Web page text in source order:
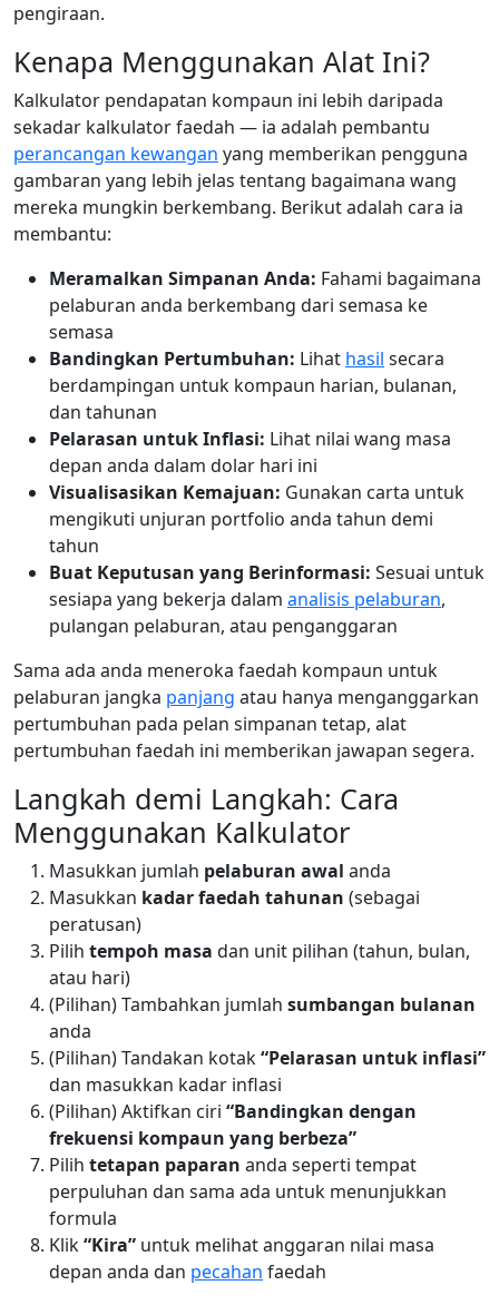
pengiraan.
Kenapa Menggunakan Alat Ini?
Kalkulator pendapatan kompaun ini lebih daripada
sekadar kalkulator faedah — ia adalah pembantu
perancangan kewangan yang memberikan pengguna
gambaran yang lebih jelas tentang bagaimana wang
mereka mungkin berkembang. Berikut adalah cara ia
membantu:
Meramalkan Simpanan Anda: Fahami bagaimana
pelaburan anda berkembang dari semasa ke
semasa
Bandingkan Pertumbuhan: Lihat hasil secara
berdampingan untuk kompaun harian, bulanan,
dan tahunan
Pelarasan untuk Inflasi: Lihat nilai wang masa
depan anda dalam dolar hari ini
Visualisasikan Kemajuan: Gunakan carta untuk
mengikuti unjuran portfolio anda tahun demi
tahun
Buat Keputusan yang Berinformasi: Sesuai untuk
sesiapa yang bekerja dalam analisis pelaburan,
pulangan pelaburan, atau penganggaran
Sama ada anda meneroka faedah kompaun untuk
pelaburan jangka panjang atau hanya menganggarkan
pertumbuhan pada pelan simpanan tetap, alat
pertumbuhan faedah ini memberikan jawapan segera.
Langkah demi Langkah: Cara
Menggunakan Kalkulator
Masukkan jumlah pelaburan awal anda
Masukkan kadar faedah tahunan (sebagai
peratusan)
Pilih tempoh masa dan unit pilihan (tahun, bulan,
atau hari)
(Pilihan) Tambahkan jumlah sumbangan bulanan
anda
(Pilihan) Tandakan kotak“Pelarasan untuk inflasi”
dan masukkan kadar inflasi
(Pilihan) Aktifkan ciri “Bandingkan dengan
frekuensi kompaun yang berbeza”
Pilih tetapan paparan anda seperti tempat
perpuluhan dan sama ada untuk menunjukkan
formula
Klik“Kira” untuk melihat anggaran nilai masa
depan anda dan pecahan faedah